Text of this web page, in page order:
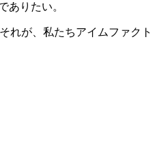
ありたい。
れが、私たちアイムファク